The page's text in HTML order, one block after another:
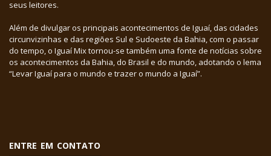
seus leitores.
Além de divulgar os principais acontecimentos de Iguaí, das cidades
circunvizinhas e das regiões Sul e Sudoeste da Bahia, com o passar
do tempo, o Iguaí Mix tornou-se também uma fonte de notícias sobre
os acontecimentos da Bahia, do Brasil e do mundo, adotando o lema
“Levar Iguaí para o mundo e trazer o mundo a Iguaí”.
ENTRE EM CONTATO